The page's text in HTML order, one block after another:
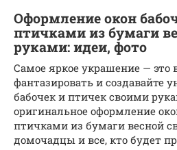
Оформление окон
птичками из бумаги
руками: идеи, фото
Самое яркое украшение — это
фантазировать и создавайте
бабочек и птичек своими
оригинальное оформление
птичками из бумаги весной
домочадцы и все, кто будет